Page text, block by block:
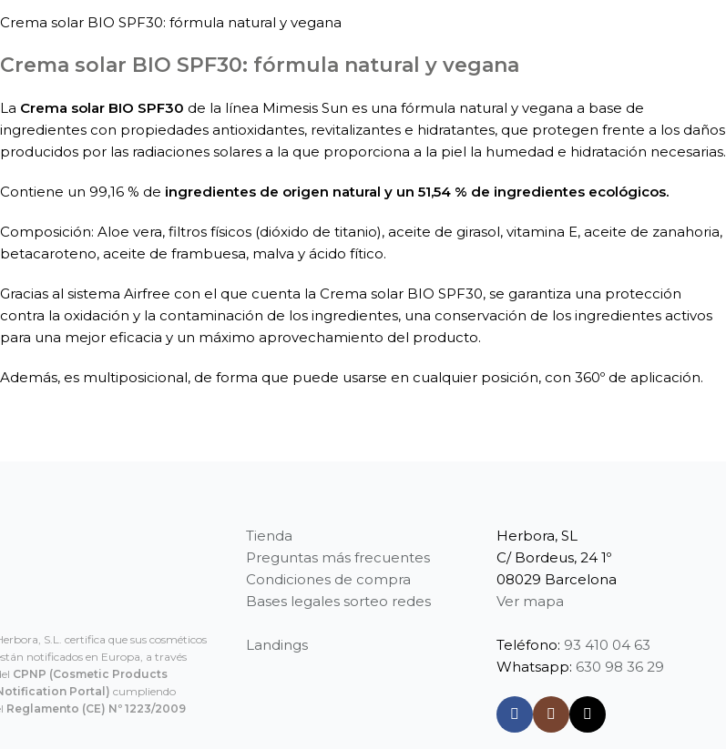
Crema solar BIO SPF30: fórmula natural y vegana
Crema solar BIO SPF30: fórmula natural y vegana
La Crema solar BIO SPF30 de la línea Mimesis Sun es una fórmula natural y vegana a base de
ingredientes con propiedades antioxidantes, revitalizantes e hidratantes, que protegen frente a los daños
producidos por las radiaciones solares a la que proporciona a la piel la humedad e hidratación necesarias.
Contiene un 99,16 % de ingredientes de origen natural y un 51,54 % de ingredientes ecológicos.
Composición: Aloe vera, filtros físicos (dióxido de titanio), aceite de girasol, vitamina E, aceite de zanahoria,
betacaroteno, aceite de frambuesa, malva y ácido fítico.
Gracias al sistema Airfree con el que cuenta la Crema solar BIO SPF30, se garantiza una protección
contra la oxidación y la contaminación de los ingredientes, una conservación de los ingredientes activos
para una mejor eficacia y un máximo aprovechamiento del producto.
Además, es multiposicional, de forma que puede usarse en cualquier posición, con 360º de aplicación.
S.L. certifica que sus cosméticos
notificados en Europa, a través
CPNP (Cosmetic Products
Portal) cumpliendo
Reglamento (CE) Nº 1223/2009
Tienda
Preguntas más frecuentes
Condiciones de compra
Bases legales sorteo redes
Landings
Herbora, SL
C/ Bordeus, 24 1º
08029 Barcelona
Ver mapa
Teléfono: 93 410 04 63
Whatsapp: 630 98 36 29